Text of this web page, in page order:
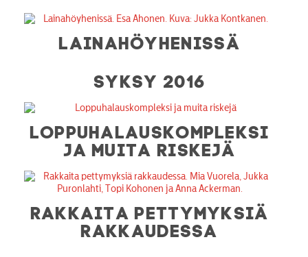
LAINAHÖYHENISSÄ
SYKSY 2016
LOPPUHALAUSKOMPLEKSI
JA MUITA RISKEJÄ
RAKKAITA PETTYMYKSIÄ
RAKKAUDESSA